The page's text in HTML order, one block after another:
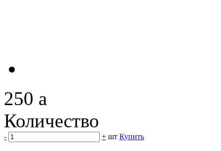
250 a
Количество
- + шт Купить